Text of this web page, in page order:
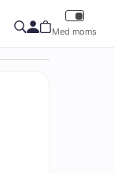
Med moms